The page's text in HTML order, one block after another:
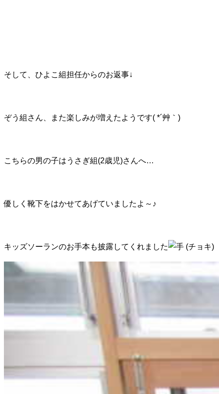
そして、ひよこ組担任からのお返事↓
ぞう組さん、また楽しみが増えたようです( *´艸｀)
こちらの男の子はうさぎ組(2歳児)さんへ…
優しく靴下をはかせてあげていましたよ～♪
キッズソーランのお手本も披露してくれました